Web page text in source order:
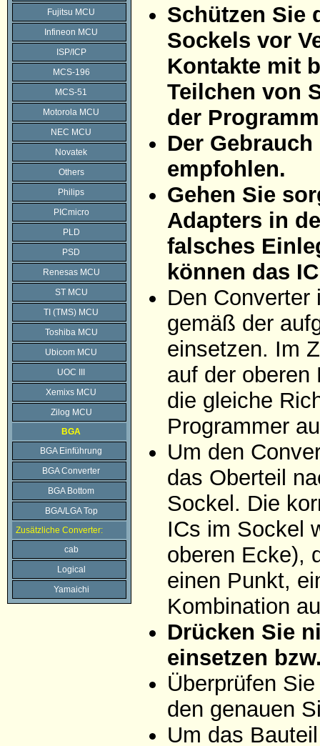
Fujitsu MCU
Infineon MCU
ISP/ICP
MCS-196
MCS-51
Motorola MCU
NEC MCU
Novatek
Others
Philips
PICmicro
PLD
PSD
Renesas MCU
ST MCU
TI (TMS) MCU
Toshiba MCU
Ubicom MCU
UOC III
Xemixs MCU
Zilog MCU
BGA
BGA Einführung
BGA Converter
BGA Bottom
BGA/LGA Top
Zusätzliche Converter:
cab
Logical
Yamaichi
Schützen Sie
Sockels vor
Kontakte mit
Teilchen von
der
Der
empfohlen.
Gehen Sie
Adapters in
falsches
können das
Den
gemäß der
einsetzen. Im
auf der
die gleiche
Programmer
Um den
das Oberteil
Sockel. Die
ICs im Sockel
oberen Ecke),
einen Punkt,
Kombination
Drücken Sie
einsetzen
Überprüfen
den genauen
Um das